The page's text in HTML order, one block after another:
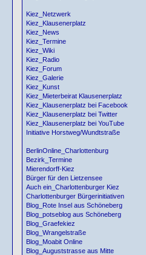
Kiez_Netzwerk
Kiez_Klausenerplatz
Kiez_News
Kiez_Termine
Kiez_Wiki
Kiez_Radio
Kiez_Forum
Kiez_Galerie
Kiez_Kunst
Kiez_Mieterbeirat Klausenerplatz
Kiez_Klausenerplatz bei Facebook
Kiez_Klausenerplatz bei Twitter
Kiez_Klausenerplatz bei YouTube
Initiative Horstweg/Wundtstraße
BerlinOnline_Charlottenburg
Bezirk_Termine
Mierendorff-Kiez
Bürger für den Lietzensee
Auch ein_Charlottenburger Kiez
Charlottenburger Bürgerinitiativen
Blog_Rote Insel aus Schöneberg
Blog_potseblog aus Schöneberg
Blog_Graefekiez
Blog_Wrangelstraße
Blog_Moabit Online
Blog_Auguststrasse aus Mitte